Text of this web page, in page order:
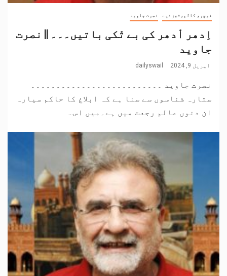
فیچر، کالم،تجزئیے نصرت جاوید
اِدھر اْدھر کی بے تْکی باتیں۔۔۔ || نصرت
جاوید
اپریل 9, 2024 dailyswail
نصرت جاوید ۔۔۔۔۔۔۔۔۔۔۔۔۔۔۔۔۔۔۔۔۔۔۔۔۔۔
ستارہ شناسوں سے سنا ہے کہ ابلاغ کا حاکم سیارہ
ان دنوں عالم رجعت میں ہے۔میں اس...